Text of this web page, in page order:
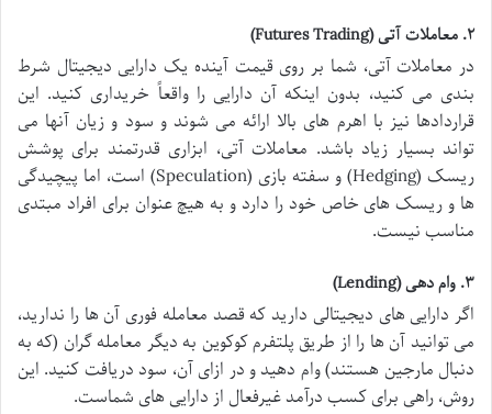
۲. معاملات آتی (Futures Trading)
در معاملات آتی، شما بر روی قیمت آینده یک دارایی دیجیتال شرط
بندی می کنید، بدون اینکه آن دارایی را واقعاً خریداری کنید. این
قراردادها نیز با اهرم های بالا ارائه می شوند و سود و زیان آنها می
تواند بسیار زیاد باشد. معاملات آتی، ابزاری قدرتمند برای پوشش
ریسک (Hedging) و سفته بازی (Speculation) است، اما پیچیدگی
ها و ریسک های خاص خود را دارد و به هیچ عنوان برای افراد مبتدی
مناسب نیست.
۳. وام دهی (Lending)
اگر دارایی های دیجیتالی دارید که قصد معامله فوری آن ها را ندارید،
می توانید آن ها را از طریق پلتفرم کوکوین به دیگر معامله گران (که به
دنبال مارجین هستند) وام دهید و در ازای آن، سود دریافت کنید. این
روش، راهی برای کسب درآمد غیرفعال از دارایی های شماست.